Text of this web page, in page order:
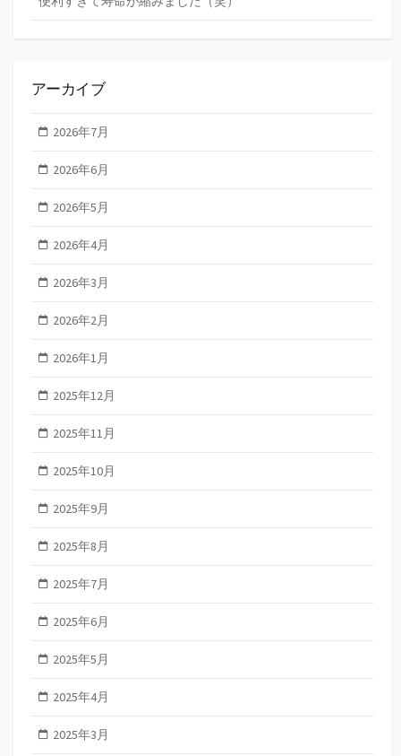
アーカイブ
2026年7月
2026年6月
2026年5月
2026年4月
2026年3月
2026年2月
2026年1月
2025年12月
2025年11月
2025年10月
2025年9月
2025年8月
2025年7月
2025年6月
2025年5月
2025年4月
2025年3月